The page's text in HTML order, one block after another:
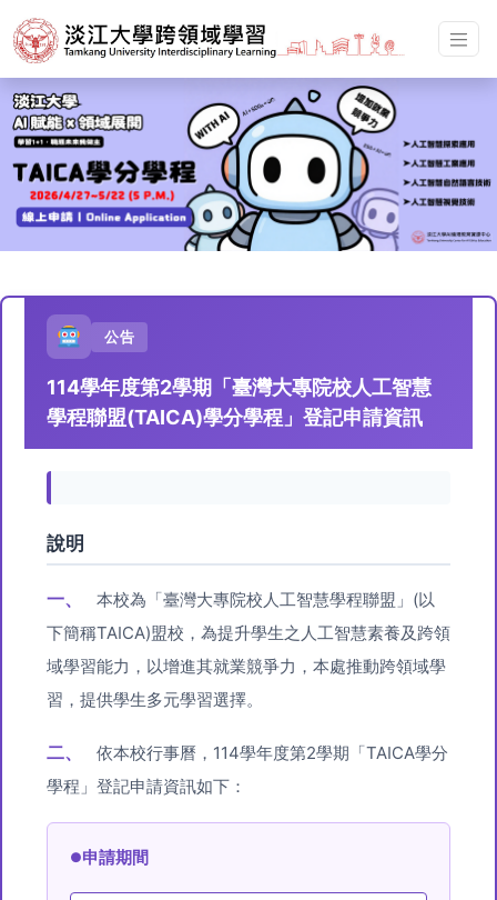
公告
114學年度第2學期「臺灣大專院校人工智慧
學程聯盟(TAICA)學分學程」登記申請資訊
說明
一、
本校為「臺灣大專院校人工智慧學程聯盟」(以
下簡稱TAICA)盟校，為提升學生之人工智慧素養及跨領
域學習能力，以增進其就業競爭力，本處推動跨領域學
習，提供學生多元學習選擇。
二、
依本校行事曆，114學年度第2學期「TAICA學分
學程」登記申請資訊如下：
申請期間